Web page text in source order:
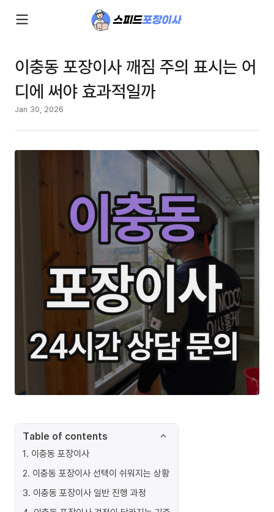
이충동 포장이사 깨짐 주의 표시는 어
디에 써야 효과적일까
Jan 30, 2026
Table of contents
1. 이충동 포장이사
2. 이충동 포장이사 선택이 쉬워지는 상황
3. 이충동 포장이사 일반 진행 과정